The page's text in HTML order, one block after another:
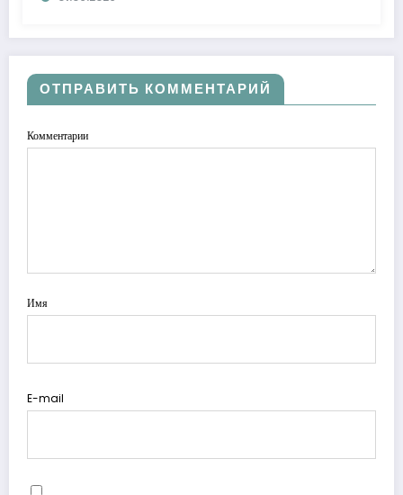
ОТПРАВИТЬ КОММЕНТАРИЙ
Комментарии
Имя
E-mail